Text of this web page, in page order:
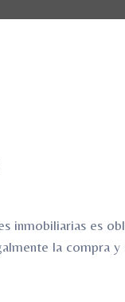
inmobiliarias es
la compra